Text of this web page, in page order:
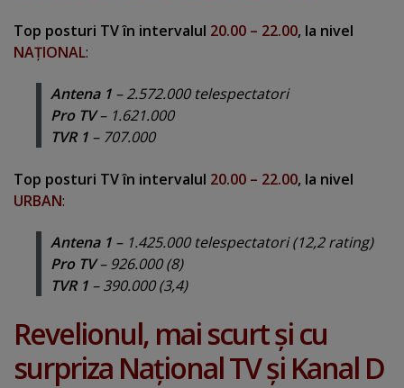
Top posturi TV în intervalul 20.00 – 22.00, la nivel
NAŢIONAL:
Antena 1 – 2.572.000 telespectatori
Pro TV– 1.621.000
TVR 1 – 707.000
Top posturi TV în intervalul 20.00 – 22.00, la nivel
URBAN:
Antena 1 – 1.425.000 telespectatori (12,2 rating)
Pro TV– 926.000 (8)
TVR 1 – 390.000 (3,4)
Revelionul, mai scurt şi cu
surpriza Naţional TV şi Kanal D